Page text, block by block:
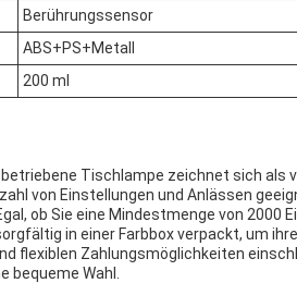
Berührungssensor
ABS+PS+Metall
200 ml
Tischlampe zeichnet sich
von Einstellungen und Anlässen
ob Sie eine Mindestmenge von
in einer Farbbox verpackt, um
flexiblen Zahlungsmöglichkeiten
bequeme Wahl.